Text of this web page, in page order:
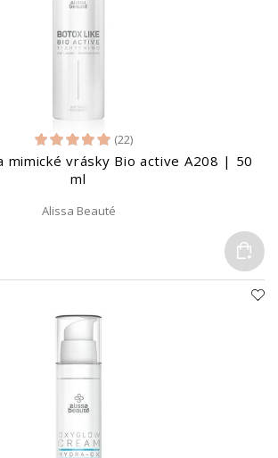
(22)
mimické vrásky Bio active A208 | 50
ml
Alissa Beauté